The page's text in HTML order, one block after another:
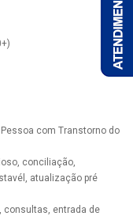
com Transtorno do
conciliação,
atualização pré
consultas, entrada de